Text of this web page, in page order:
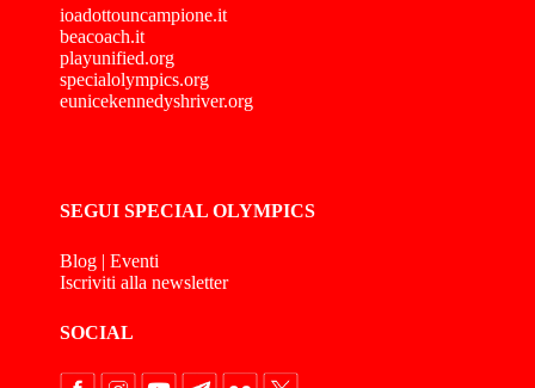
ioadottouncampione.it
beacoach.it
playunified.org
specialolympics.org
eunicekennedyshriver.org
SEGUI SPECIAL OLYMPICS
Blog | Eventi
Iscriviti alla newsletter
SOCIAL